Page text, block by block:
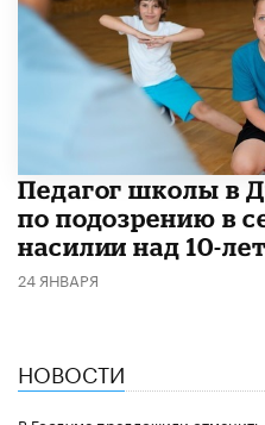
Педагог школы в
по подозрению в
насилии над 10-
24 ЯНВАРЯ
НОВОСТИ